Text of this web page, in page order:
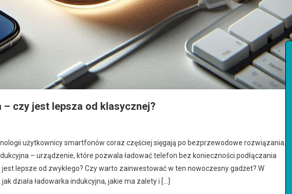
czy jest lepsza od klasycznej?
użytkownicy smartfonów coraz częściej sięgają po bezprzewodowe rozwiązania.
– urządzenie, które pozwala ładować telefon bez konieczności podłączania
jest lepsze od zwykłego? Czy warto zainwestować w ten nowoczesny gadżet? W
działa ładowarka indukcyjna, jakie ma zalety i […]